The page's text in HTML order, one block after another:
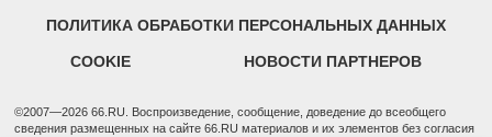
ПОЛИТИКА ОБРАБОТКИ ПЕРСОНАЛЬНЫХ ДАННЫХ
COOKIE НОВОСТИ ПАРТНЕРОВ
©2007—2026 66.RU. Воспроизведение, сообщение, доведение до всеобщего
сведения размещенных на сайте 66.RU материалов и их элементов без согласия